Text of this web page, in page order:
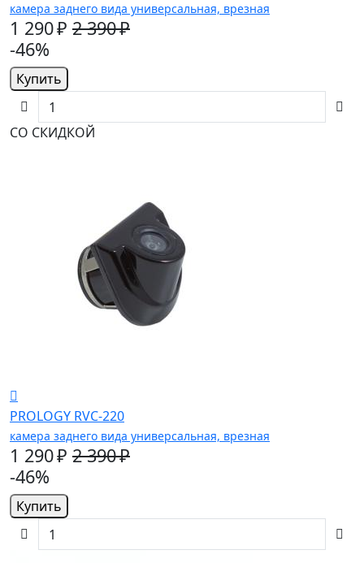
камера заднего вида универсальная, врезная
1 290 ₽ 2 390 ₽
-46%
Купить
СО СКИДКОЙ
PROLOGY RVC-220
камера заднего вида универсальная, врезная
1 290 ₽ 2 390 ₽
-46%
Купить